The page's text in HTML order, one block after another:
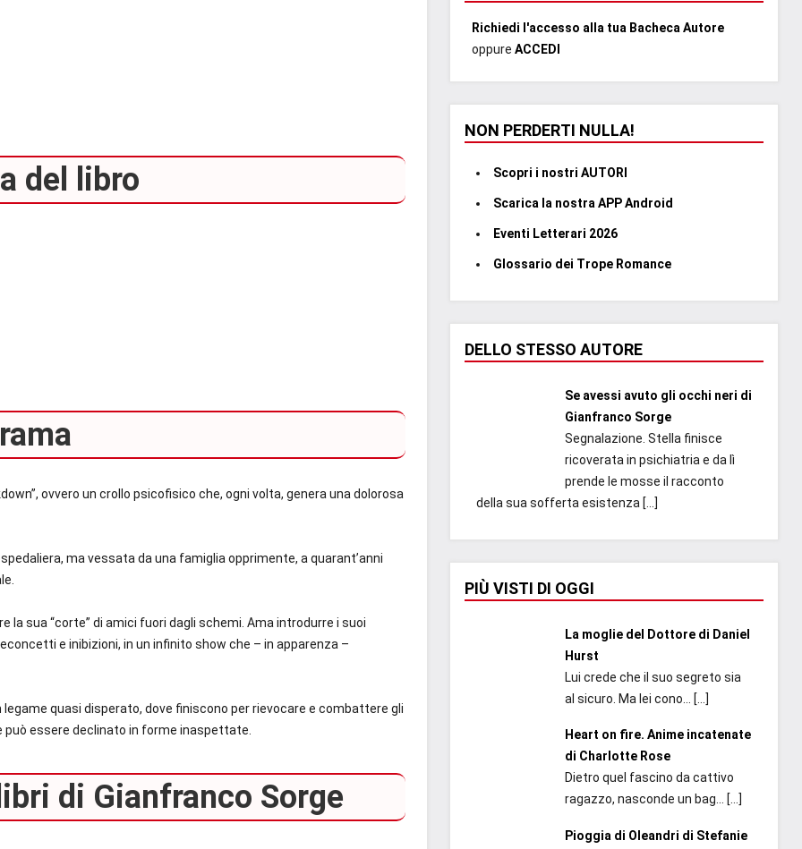
del libro
ovvero un crollo psicofisico che, ogni volta, genera una dolorosa
ma vessata da una famiglia opprimente, a quarant’anni
la sua “corte” di amici fuori dagli schemi. Ama introdurre i suoi
e inibizioni, in un infinito show che – in apparenza –
legame quasi disperato, dove finiscono per rievocare e combattere gli
essere declinato in forme inaspettate.
di Gianfranco Sorge
Richiedi l'accesso alla tua Bacheca Autore
oppure ACCEDI
NON PERDERTI NULLA!
Scopri i nostri AUTORI
Scarica la nostra APP Android
Eventi Letterari 2026
Glossario dei Trope Romance
DELLO STESSO AUTORE
Se avessi avuto gli occhi neri di
Gianfranco Sorge
Segnalazione. Stella finisce
ricoverata in psichiatria e da lì
prende le mosse il racconto
della sua sofferta esistenza […]
PIÙ VISTI DI OGGI
La moglie del Dottore di Daniel
Hurst
Lui crede che il suo segreto sia
al sicuro. Ma lei cono...
[…]
Heart on fire. Anime incatenate
di Charlotte Rose
Dietro quel fascino da cattivo
ragazzo, nasconde un bag... […]
Pioggia di Oleandri di Stefanie